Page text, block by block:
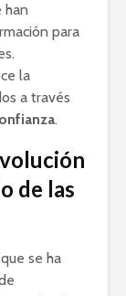
han
para
la
a través
.
de las
se ha